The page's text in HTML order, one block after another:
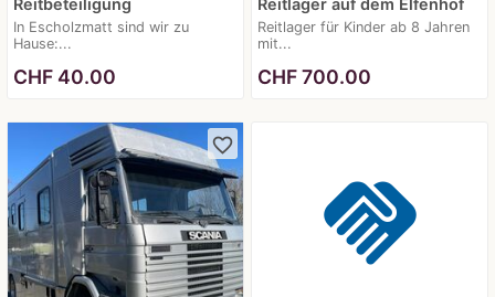
Reitbeteiligung
In Escholzmatt sind wir zu
Hause:...
CHF40.00
Reitlager auf dem Elfenhof
Reitlager für Kinder ab 8 Jahren
mit...
CHF700.00
favorite_border
handshake